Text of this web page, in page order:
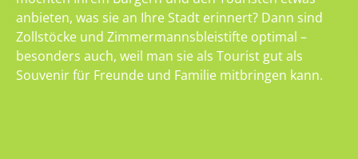
anbieten, was sie an Ihre Stadt erinnert? Dann sind
Zollstöcke und Zimmermannsbleistifte optimal –
besonders auch, weil man sie als Tourist gut als
Souvenir für Freunde und Familie mitbringen kann.